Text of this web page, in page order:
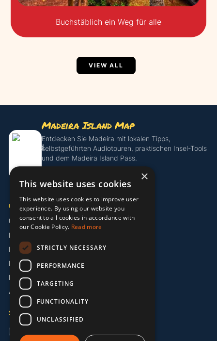
Buchstäblich ein Weg für alle
VIEW ALL
Madeira Island Map
Entdecken Sie Madeira mit lokalen Tipps,
selbstgeführten Audiotouren, praktischen Insel-Tools
und dem Madeira Island Pass.
Island Pass entdecken
UNTERNEHMEN
Über uns
Partner
Kontakt
Impressum
Datenschutzerklärung
AGB
SPRACHE
×
This website uses cookies
This website uses cookies to improve user
experience. By using our website you
consent to all cookies in accordance with
our Cookie Policy. Read more
STRICTLY NECESSARY
PERFORMANCE
TARGETING
FUNCTIONALITY
UNCLASSIFIED